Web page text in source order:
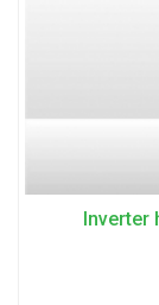
Inverter